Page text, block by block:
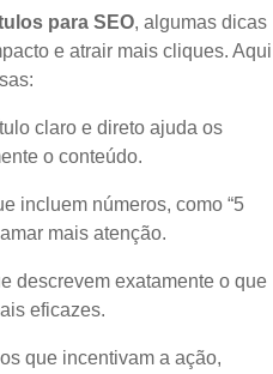
para SEO, algumas dicas
e atrair mais cliques. Aqui
claro e direto ajuda os
o conteúdo.
incluem números, como “5
mais atenção.
descrevem exatamente o que
eficazes.
que incentivam a ação,